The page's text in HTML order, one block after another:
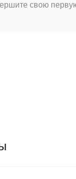
свою